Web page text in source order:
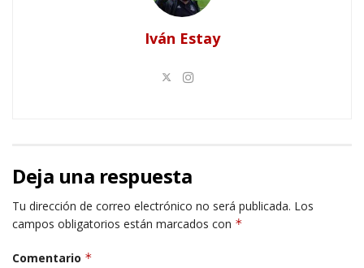
Iván Estay
Deja una respuesta
Tu dirección de correo electrónico no será publicada. Los
campos obligatorios están marcados con *
Comentario *